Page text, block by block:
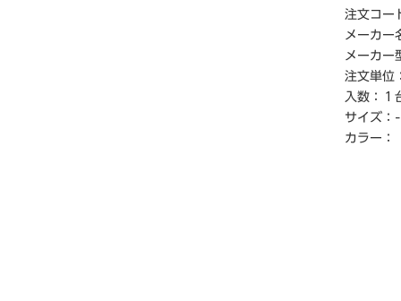
● 保証期
● 定格
／分
● コ―ド
● 単位
【返品に
注文コー
メーカー
メーカー
注文単位
入数：
１
サイズ： -
カラー：